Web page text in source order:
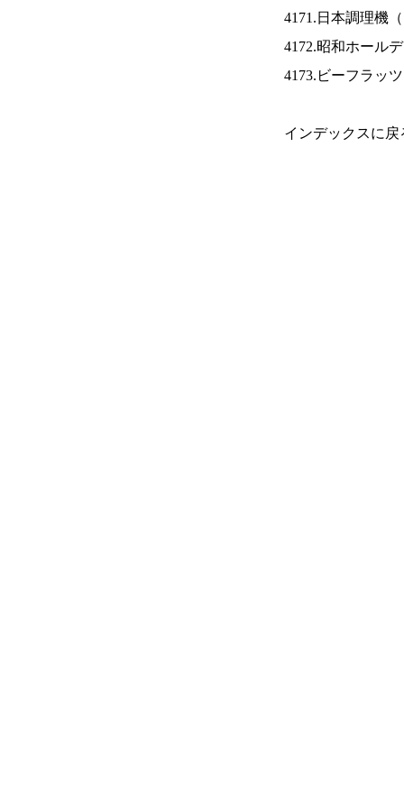
4171.日本調理機（
4172.昭和ホール
4173.ビーフラッ
インデックスに戻